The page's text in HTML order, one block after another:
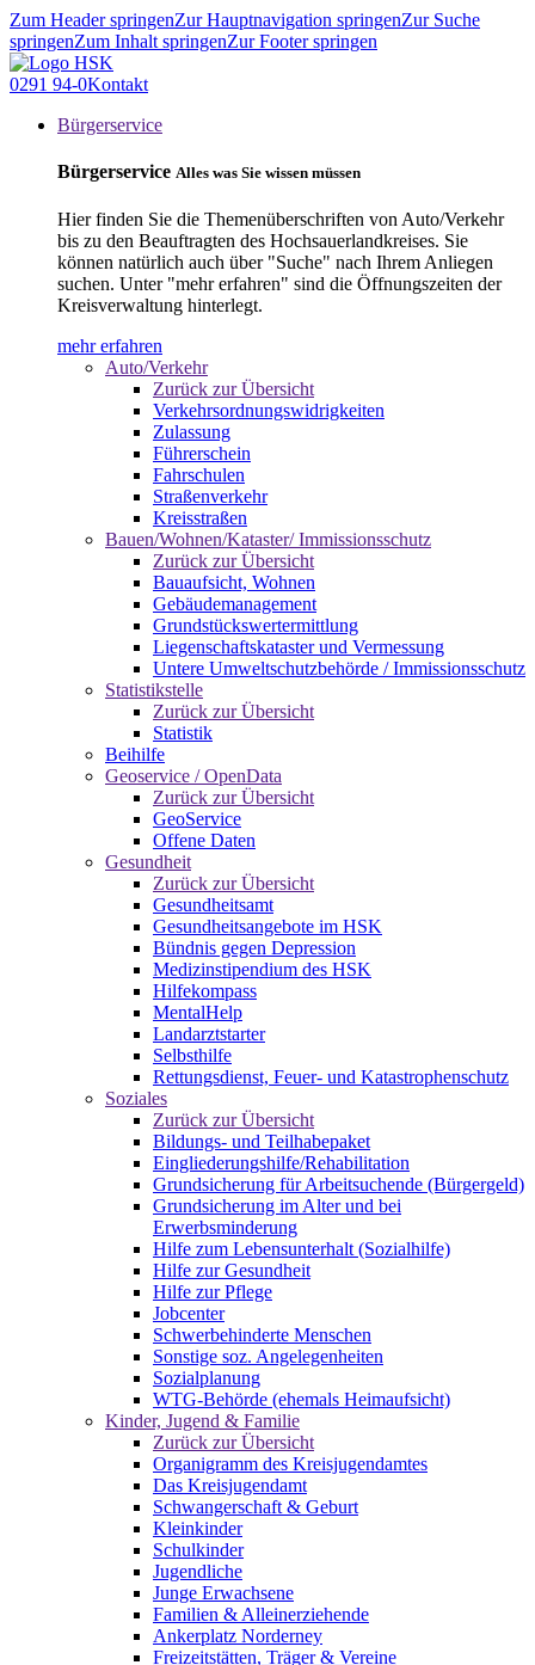
Zum Header springenZur Hauptnavigation springenZur Suche
springenZum Inhalt springenZur Footer springen
0291 94-0Kontakt
Bürgerservice
Bürgerservice Alles was Sie wissen müssen
Hier finden Sie die Themenüberschriften von Auto/Verkehr
bis zu den Beauftragten des Hochsauerlandkreises. Sie
können natürlich auch über "Suche" nach Ihrem Anliegen
suchen. Unter "mehr erfahren" sind die Öffnungszeiten der
Kreisverwaltung hinterlegt.
mehr erfahren
Auto/Verkehr
Zurück zur Übersicht
Verkehrsordnungswidrigkeiten
Zulassung
Führerschein
Fahrschulen
Straßenverkehr
Kreisstraßen
Bauen/Wohnen/Kataster/ Immissionsschutz
Zurück zur Übersicht
Bauaufsicht, Wohnen
Gebäudemanagement
Grundstückswertermittlung
Liegenschaftskataster und Vermessung
Untere Umweltschutzbehörde / Immissionsschutz
Statistikstelle
Zurück zur Übersicht
Statistik
Beihilfe
Geoservice / OpenData
Zurück zur Übersicht
GeoService
Offene Daten
Gesundheit
Zurück zur Übersicht
Gesundheitsamt
Gesundheitsangebote im HSK
Bündnis gegen Depression
Medizinstipendium des HSK
Hilfekompass
MentalHelp
Landarztstarter
Selbsthilfe
Rettungsdienst, Feuer- und Katastrophenschutz
Soziales
Zurück zur Übersicht
Bildungs- und Teilhabepaket
Eingliederungshilfe/Rehabilitation
Grundsicherung für Arbeitsuchende (Bürgergeld)
Grundsicherung im Alter und bei
Erwerbsminderung
Hilfe zum Lebensunterhalt (Sozialhilfe)
Hilfe zur Gesundheit
Hilfe zur Pflege
Jobcenter
Schwerbehinderte Menschen
Sonstige soz. Angelegenheiten
Sozialplanung
WTG-Behörde (ehemals Heimaufsicht)
Kinder, Jugend & Familie
Zurück zur Übersicht
Organigramm des Kreisjugendamtes
Das Kreisjugendamt
Schwangerschaft & Geburt
Kleinkinder
Schulkinder
Jugendliche
Junge Erwachsene
Familien & Alleinerziehende
Ankerplatz Norderney
Freizeitstätten, Träger & Vereine